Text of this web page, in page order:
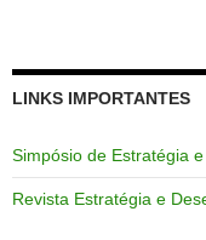
LINKS IMPORTANTES
Simpósio de Estratégia
Revista Estratégia e